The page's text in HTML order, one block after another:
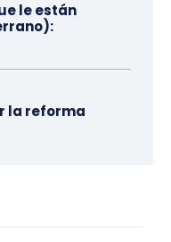
le están
la reforma